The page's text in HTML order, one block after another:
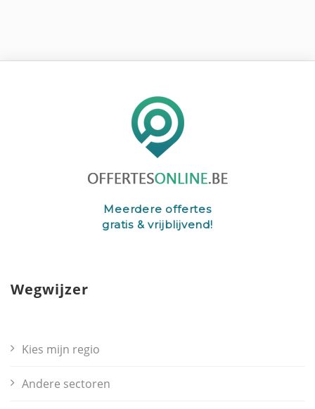
Meerdere offertes
gratis & vrijblijvend!
Wegwijzer
Kies mijn regio
Andere sectoren